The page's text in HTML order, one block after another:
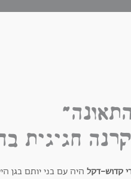
חגיגית
קדוש-דקל היה עם בני יותם בגן